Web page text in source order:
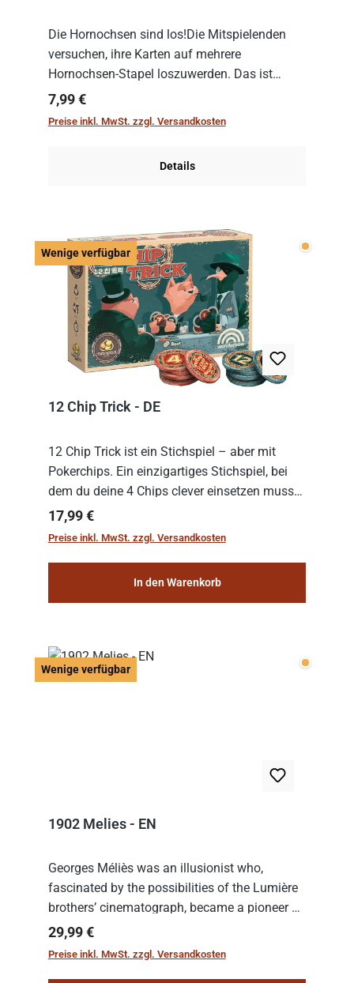
Die Hornochsen sind los!Die Mitspielenden
versuchen, ihre Karten auf mehrere
Hornochsen-Stapel loszuwerden. Das ist
kniffliger als gedacht, denn die Differenz
zwischen ausgespielter Karte und der
Regulärer Preis:
7,99 €
Preise inkl. MwSt. zzgl. Versandkosten
Details
Wenige verfügbar Wenige
12 Chip Trick - DE
12 Chip Trick ist ein Stichspiel – aber mit
Pokerchips. Ein einzigartiges Stichspiel, bei
dem du deine 4 Chips clever einsetzen musst.
Wer die Chips mit dem höchsten Gesamtwert
hat, gewinnt die Runde. Aber Vorsicht: D...
Regulärer Preis:
17,99 €
Preise inkl. MwSt. zzgl. Versandkosten
In den Warenkorb
Wenige verfügbar Wenige
1902 Melies - EN
Georges Méliès was an illusionist who,
fascinated by the possibilities of the Lumière
brothers’ cinematograph, became a pioneer of
cinema. In 1902, he filmed his most famous
work: “Le Voyage dans la Lune” (“A Trip to...
Regulärer Preis:
29,99 €
Preise inkl. MwSt. zzgl. Versandkosten